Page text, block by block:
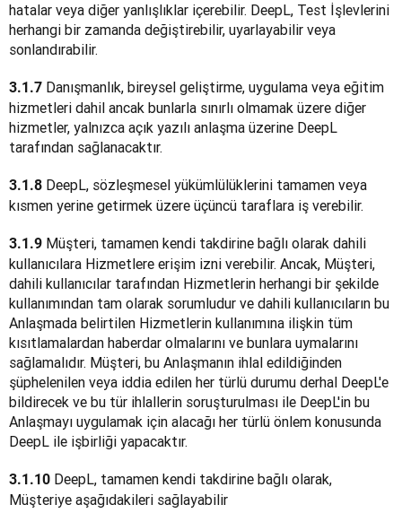
hatalar veya diğer yanlışlıklar içerebilir. DeepL, Test İşlevlerini
herhangi bir zamanda değiştirebilir, uyarlayabilir veya
sonlandırabilir.
3.1.7 Danışmanlık, bireysel geliştirme, uygulama veya eğitim
hizmetleri dahil ancak bunlarla sınırlı olmamak üzere diğer
hizmetler, yalnızca açık yazılı anlaşma üzerine DeepL
tarafından sağlanacaktır.
3.1.8 DeepL, sözleşmesel yükümlülüklerini tamamen veya
kısmen yerine getirmek üzere üçüncü taraflara iş verebilir.
3.1.9 Müşteri, tamamen kendi takdirine bağlı olarak dahili
kullanıcılara Hizmetlere erişim izni verebilir. Ancak, Müşteri,
dahili kullanıcılar tarafından Hizmetlerin herhangi bir şekilde
kullanımından tam olarak sorumludur ve dahili kullanıcıların bu
Anlaşmada belirtilen Hizmetlerin kullanımına ilişkin tüm
kısıtlamalardan haberdar olmalarını ve bunlara uymalarını
sağlamalıdır. Müşteri, bu Anlaşmanın ihlal edildiğinden
şüphelenilen veya iddia edilen her türlü durumu derhal DeepL'e
bildirecek ve bu tür ihlallerin soruşturulması ile DeepL'in bu
Anlaşmayı uygulamak için alacağı her türlü önlem konusunda
DeepL ile işbirliği yapacaktır.
3.1.10 DeepL, tamamen kendi takdirine bağlı olarak,
Müşteriye aşağıdakileri sağlayabilir